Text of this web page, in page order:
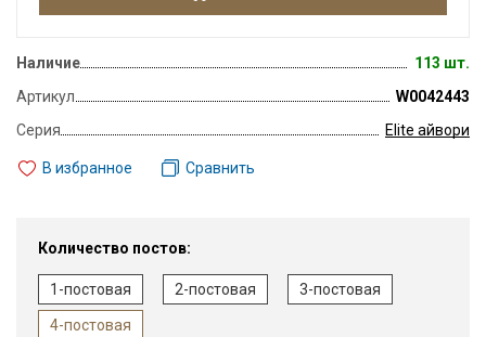
Наличие
113 шт.
Артикул
W0042443
Серия
Elite айвори
В избранное Сравнить
Количество постов:
1-постовая 2-постовая 3-постовая
4-постовая